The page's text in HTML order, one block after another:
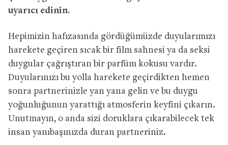
uyarıcı edinin.
Hepimizin hafızasında gördüğümüzde duyularımızı
harekete geçiren sıcak bir film sahnesi ya da seksi
duygular çağrıştıran bir parfüm kokusu vardır.
Duyularınızı bu yolla harekete geçirdikten hemen
sonra partnerinizle yan yana gelin ve bu duygu
yoğunluğunun yarattığı atmosferin keyfini çıkarın.
Unutmayın, o anda sizi doruklara çıkarabilecek tek
insan yanıbaşınızda duran partneriniz.